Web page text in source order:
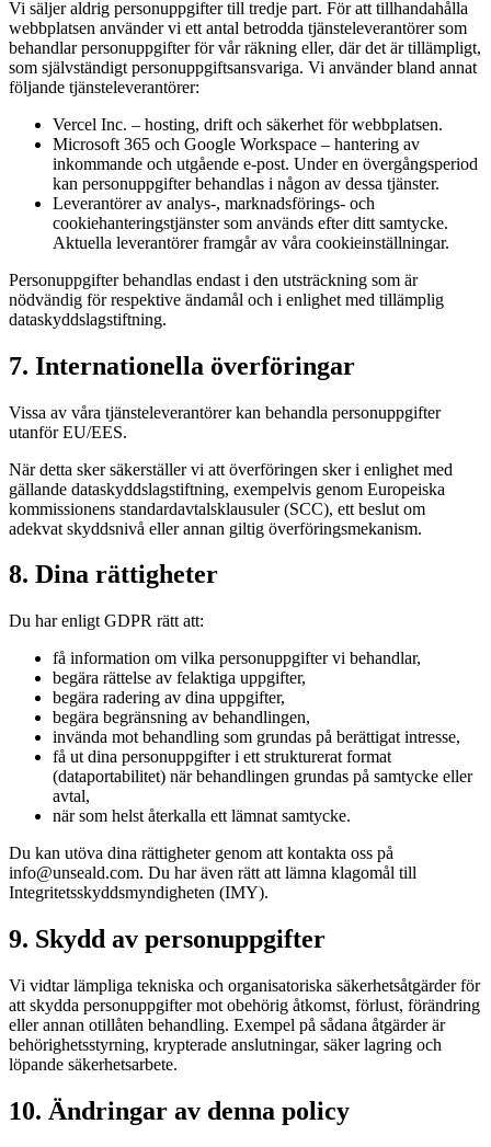
Vi säljer aldrig personuppgifter till tredje part. För att tillhandahålla
webbplatsen använder vi ett antal betrodda tjänsteleverantörer som
behandlar personuppgifter för vår räkning eller, där det är tillämpligt,
som självständigt personuppgiftsansvariga. Vi använder bland annat
följande tjänsteleverantörer:
Vercel Inc. – hosting, drift och säkerhet för webbplatsen.
Microsoft 365 och Google Workspace – hantering av
inkommande och utgående e-post. Under en övergångsperiod
kan personuppgifter behandlas i någon av dessa tjänster.
Leverantörer av analys-, marknadsförings- och
cookiehanteringstjänster som används efter ditt samtycke.
Aktuella leverantörer framgår av våra cookieinställningar.
Personuppgifter behandlas endast i den utsträckning som är
nödvändig för respektive ändamål och i enlighet med tillämplig
dataskyddslagstiftning.
7. Internationella överföringar
Vissa av våra tjänsteleverantörer kan behandla personuppgifter
utanför EU/EES.
När detta sker säkerställer vi att överföringen sker i enlighet med
gällande dataskyddslagstiftning, exempelvis genom Europeiska
kommissionens standardavtalsklausuler (SCC), ett beslut om
adekvat skyddsnivå eller annan giltig överföringsmekanism.
8. Dina rättigheter
Du har enligt GDPR rätt att:
få information om vilka personuppgifter vi behandlar,
begära rättelse av felaktiga uppgifter,
begära radering av dina uppgifter,
begära begränsning av behandlingen,
invända mot behandling som grundas på berättigat intresse,
få ut dina personuppgifter i ett strukturerat format
(dataportabilitet) när behandlingen grundas på samtycke eller
avtal,
när som helst återkalla ett lämnat samtycke.
Du kan utöva dina rättigheter genom att kontakta oss på
info@unseald.com. Du har även rätt att lämna klagomål till
Integritetsskyddsmyndigheten (IMY).
9. Skydd av personuppgifter
Vi vidtar lämpliga tekniska och organisatoriska säkerhetsåtgärder för
att skydda personuppgifter mot obehörig åtkomst, förlust, förändring
eller annan otillåten behandling. Exempel på sådana åtgärder är
behörighetsstyrning, krypterade anslutningar, säker lagring och
löpande säkerhetsarbete.
10. Ändringar av denna policy